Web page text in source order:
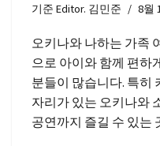
기준Editor. 김민준 8월
오키나와 나하는 가족
으로 아이와 함께 편하
분들이 많습니다. 특히
자리가 있는 오키나와
공연까지 즐길 수 있